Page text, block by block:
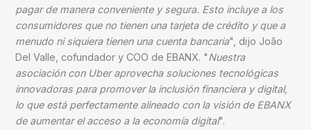
pagar de manera conveniente y segura. Esto incluye a los
consumidores que no tienen una tarjeta de crédito y que a
menudo ni siquiera tienen una cuenta bancaria", dijo João
Del Valle, cofundador y COO de EBANX. "Nuestra
asociación con Uber aprovecha soluciones tecnológicas
innovadoras para promover la inclusión financiera y digital,
lo que está perfectamente alineado con la visión de EBANX
de aumentar el acceso a la economía digital".